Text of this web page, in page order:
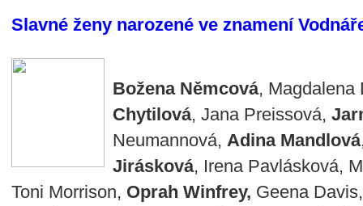
Slavné ženy narozené ve znamení
Božena Němcová, Magdalena
Chytilová, Jana Preissová,
Neumannová, Adina Mandlová
Jirásková, Irena Pavlásková,
Toni Morrison, Oprah Winfrey, Geena